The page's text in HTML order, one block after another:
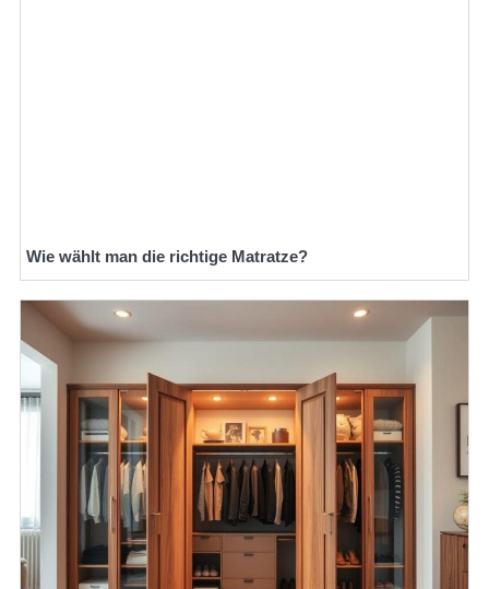
Wie wählt man die richtige Matratze?